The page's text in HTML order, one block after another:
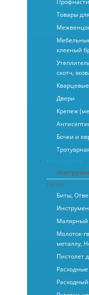
Товары
клееный
скотч,
Двери
Крепеж
Бочки и
Назад
Биты,
Малярный
Молоток-
металлу,
Пистолет